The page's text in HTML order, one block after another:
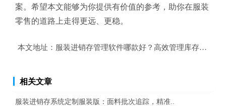
案。希望本文能够为你提供有价值的参考，助你在服装
零售的道路上走得更远、更稳。
本文地址： 服装进销存管理软件哪款好？高效管理库存与销售
相关文章
服装进销存系统定制服装版：面料批次追踪，精准..